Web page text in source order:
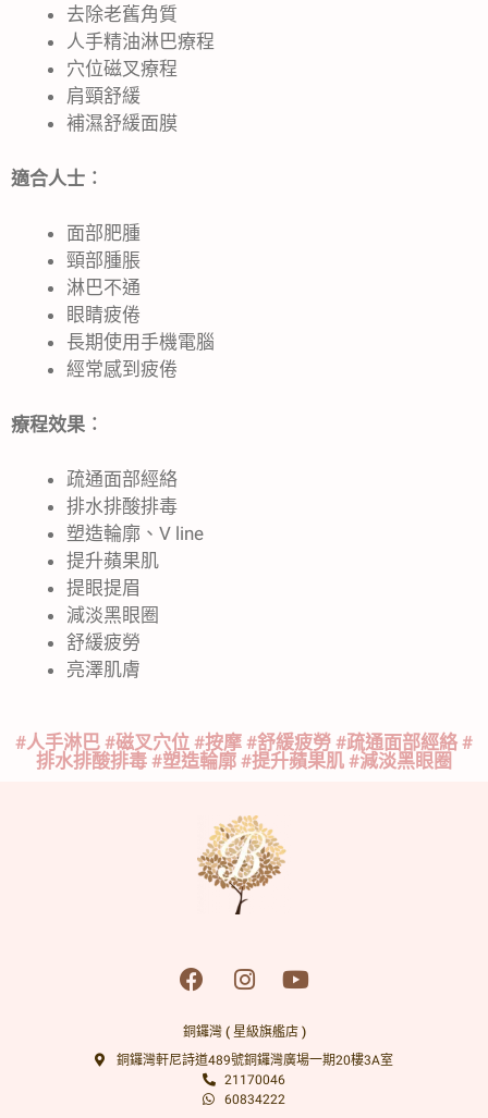
去除老舊角質
人手精油淋巴療程
穴位磁叉療程
肩頸舒緩
補濕舒緩面膜
適合人士︰
面部肥腫
頸部腫脹
淋巴不通
眼睛疲倦
長期使用手機電腦
經常感到疲倦
療程效果︰
疏通面部經絡
排水排酸排毒
塑造輪廓、V line
提升蘋果肌
提眼提眉
減淡黑眼圈
舒緩疲勞
亮澤肌膚
#人手淋巴 #磁叉穴位 #按摩 #舒緩疲勞 #疏通面部經絡 #
排水排酸排毒 #塑造輪廓 #提升蘋果肌 #減淡黑眼圈
銅鑼灣 ( 星級旗艦店 )
銅鑼灣軒尼詩道489號銅鑼灣廣場一期20樓3A室
21170046
60834222